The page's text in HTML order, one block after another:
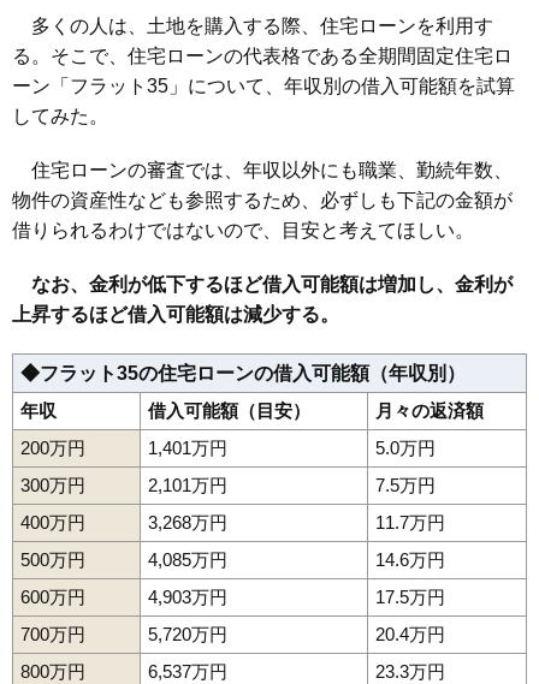
多くの人は、土地を購入する際、住宅ローンを利用す
る。そこで、住宅ローンの代表格である全期間固定住宅ロ
ーン「フラット35」について、年収別の借入可能額を試算
してみた。
住宅ローンの審査では、年収以外にも職業、勤続年数、
物件の資産性なども参照するため、必ずしも下記の金額が
借りられるわけではないので、目安と考えてほしい。
なお、金利が低下するほど借入可能額は増加し、金利が
上昇するほど借入可能額は減少する。
◆フラット35の住宅ローンの借入可能額（年収別）
年収
借入可能額（目安）
月々の返済額
200万円
1,401万円
5.0万円
300万円
2,101万円
7.5万円
400万円
3,268万円
11.7万円
500万円
4,085万円
14.6万円
600万円
4,903万円
17.5万円
700万円
5,720万円
20.4万円
800万円
6,537万円
23.3万円